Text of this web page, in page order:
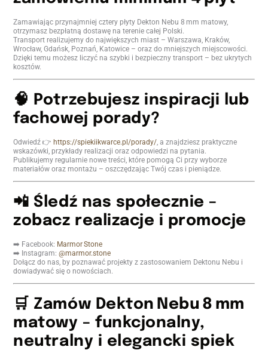
Zamawiając przynajmniej cztery płyty Dekton Nebu 8 mm matowy,
otrzymasz bezpłatną dostawę na terenie całej Polski.
Transport realizujemy do największych miast – Warszawa, Kraków,
Wrocław, Gdańsk, Poznań, Katowice – oraz do mniejszych miejscowości.
Dzięki temu możesz liczyć na szybki i bezpieczny transport – bez ukrytych
kosztów.
🧠 Potrzebujesz inspiracji lub
fachowej porady?
Odwiedź 👉 https://spiekiikwarce.pl/porady/, a znajdziesz praktyczne
wskazówki, przykłady realizacji oraz odpowiedzi na pytania.
Publikujemy regularnie nowe treści, które pomogą Ci przy wyborze
materiałów oraz montażu – oszczędzając Twój czas i pieniądze.
📲 Śledź nas społecznie –
zobacz realizacje i promocje
➡️ Facebook: Marmor Stone
➡️ Instagram:@marmor.stone
Dołącz do nas, by poznawać projekty z zastosowaniem Dektonu Nebu i
dowiadywać się o nowościach.
🛒 Zamów Dekton Nebu 8 mm
matowy – funkcjonalny,
neutralny i elegancki spiek